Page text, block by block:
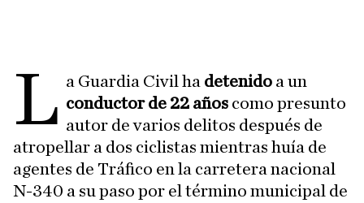
L a Guardia Civil ha detenido a un
conductor de 22 años como presunto
autor de varios delitos después de
atropellar a dos ciclistas mientras huía de
agentes de Tráfico en la carretera nacional
N-340 a su paso por el término municipal de